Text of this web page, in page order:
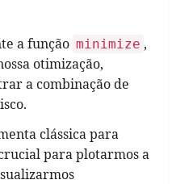
a função minimize ,
otimização,
a combinação de
clássica para
para plotarmos a